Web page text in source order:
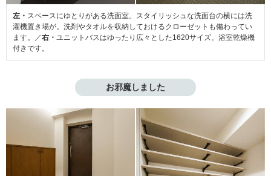
左・ スペースにゆとりがある洗面室。スタイリッシュな洗面台の横には洗
濯機置き場が。洗剤やタオルを収納しておけるクローゼットも備わってい
ます。／右・ ユニットバスはゆったり広々とした1620サイズ。浴室乾燥機
付きです。
お邪魔しました